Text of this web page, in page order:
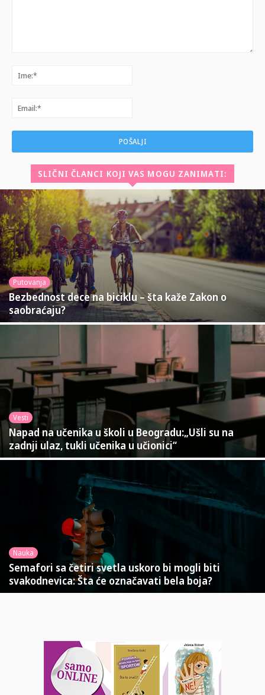
SLIČNI ČLANCI KOJI VAS MOGU ZANIMATI:
Putovanja
Bezbednost dece na biciklu – šta kaže Zakon o
saobraćaju?
Vesti
Napad na učenika u školi u Beogradu:„Ušli su na
zadnji ulaz, tukli učenika u učionici“
Nauka
Semafori sa četiri svetla uskoro bi mogli biti
svakodnevica: Šta će označavati bela boja?